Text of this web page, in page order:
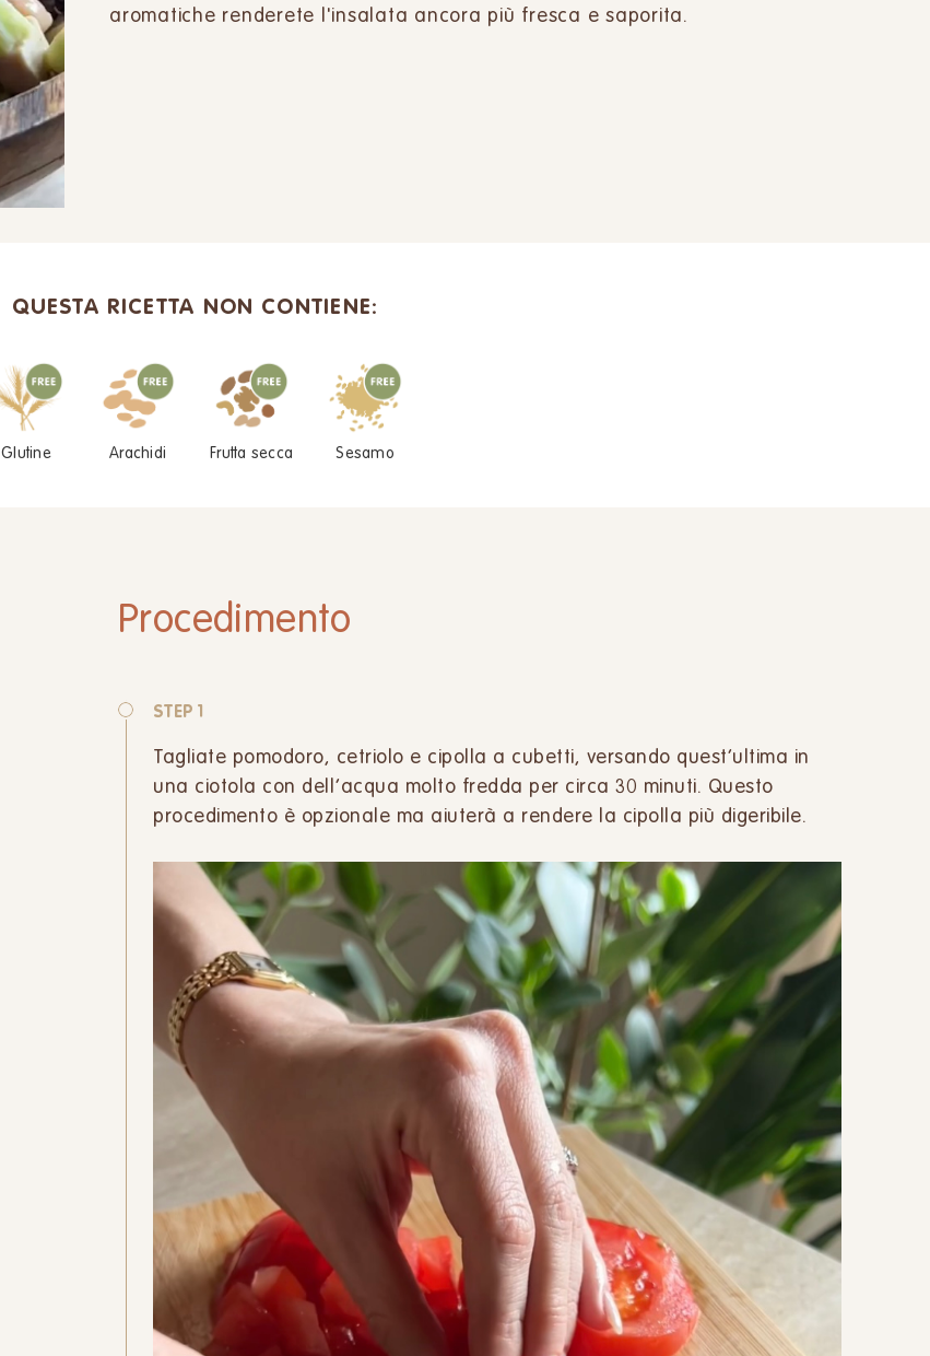
aromatiche renderete l'insalata ancora più fresca e saporita.
QUESTA RICETTA NON CONTIENE:
Glutine Arachidi Frutta secca Sesamo
Procedimento
STEP 1
Tagliate pomodoro, cetriolo e cipolla a cubetti, versando quest’ultima in
una ciotola con dell’acqua molto fredda per circa 30 minuti. Questo
procedimento è opzionale ma aiuterà a rendere la cipolla più digeribile.